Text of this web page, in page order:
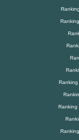
Ranking
Ranking